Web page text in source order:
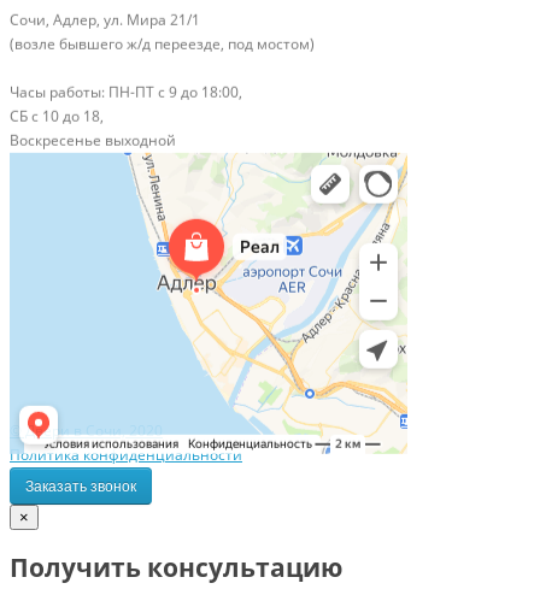
Сочи, Адлер, ул. Мира 21/1
(возле бывшего ж/д переезде, под мостом)
Часы работы: ПН-ПТ с 9 до 18:00,
СБ с 10 до 18,
Воскресенье выходной
© Двери в Сочи, 2020
Политика конфиденциальности
Заказать звонок
×
Получить консультацию